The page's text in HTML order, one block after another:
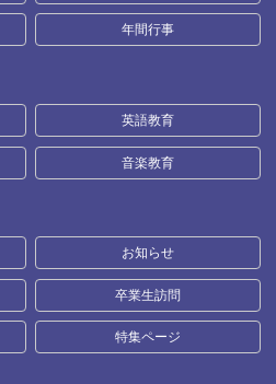
年間行事
英語教育
音楽教育
お知らせ
卒業生訪問
特集ページ